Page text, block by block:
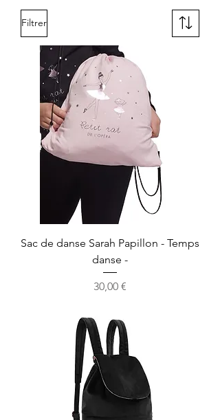
Filtrer
Sac de danse Sarah Papillon - Temps
danse -
Prix
30,00 €